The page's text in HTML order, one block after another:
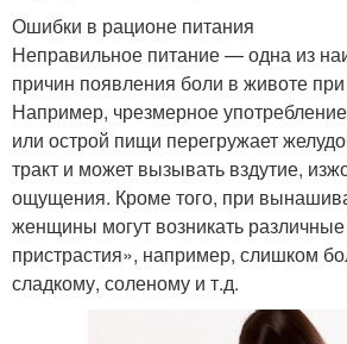
Ошибки в рационе питания
Неправильное питание — одна из
причин появления боли в животе
Например, чрезмерное
или острой пищи перегружает
тракт и может вызывать вздутие,
ощущения. Кроме того, при
женщины могут возникать
пристрастия», например, слишком
сладкому, соленому и т.д.